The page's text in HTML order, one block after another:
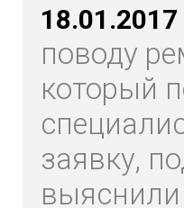
18.01.2017
поводу
который
заявку,